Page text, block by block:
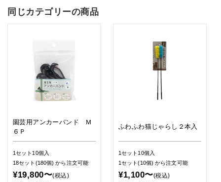
同じカテゴリーの商品
園芸用アンカーバンド Ｍ
６Ｐ
1セット10個入
18セット(180個)から注文可能
¥19,800〜(税込)
ふわふわ猫じゃらし２本入
1セット10個入
1セット(10個)から注文可能
¥1,100〜(税込)